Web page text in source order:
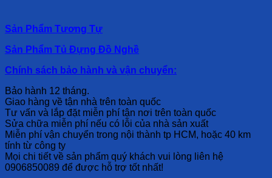
Sản Phẩm Tương Tự
Sản Phẩm Tủ Đựng Đồ Nghề
Chính sách bảo hành và vận chuyển:
Bảo hành 12 tháng.
Giao hàng về tận nhà trên toàn quốc
Tư vấn và lắp đặt miễn phí tận nơi trên toàn quốc
Sửa chữa miễn phí nếu có lỗi của nhà sản xuất
Miễn phí vận chuyển trong nội thành tp HCM, hoặc 40 km
tính từ công ty
Mọi chi tiết về sản phẩm quý khách vui lòng liên hệ
0906850089 để được hỗ trợ tốt nhất!